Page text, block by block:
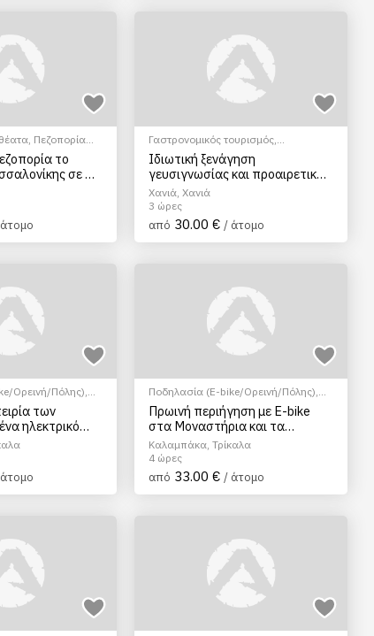
, Πεζοπορία
το
σε 2
Φιλίππου)
Γαστρονομικός τουρισμός,
Γευσιγνωσία κρασιού
Αξιοθέατα ,Πεζοπορία Πόλης
Πολιτιστικά - Πολιτισμικά
Ιδιωτική ξενάγηση
γευσιγνωσίας και προαιρετική
οινογνωσία στην πόλη των
Χανίων, Κρήτη
Χανιά, Χανιά
3 ώρες
από 30.00 € / άτομο
Ορεινή/Πόλης),
, Πολιτιστικά -
Tour
των
ηλεκτρικό
Ποδηλασία (E-bike/Ορεινή/Πόλης),
Θρησκευτικός Τουρισμός
Ξεναγήσεις/Αξιοθέατα,Πολιτιστικά -
Πολιτισμικά
Πρωινή περιήγηση με E-bike
στα Μοναστήρια και τα
Σπήλαια των Ερημιτών,
Μετέωρα
Καλαμπάκα, Τρίκαλα
4 ώρες
από 33.00 € / άτομο